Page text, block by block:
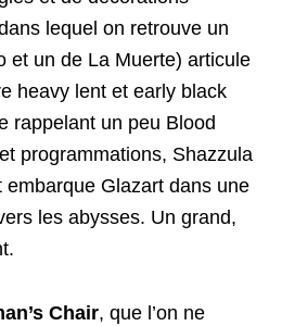
lequel on retrouve un
et un de La Muerte) articule
heavy lent et early black
rappelant un peu Blood
programmations, Shazzula
embarque Glazart dans une
les abysses. Un grand,
Chair, que l’on ne